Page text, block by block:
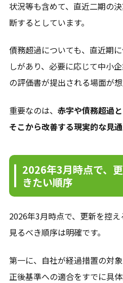
状況等も含めて、直近二期の
断するとしています。
債務超過についても、直近期
しがあり、必要に応じて中小
の評価書が提出される場面が想
重要なのは、 赤字や債務超過
そこから改善する現実的な見
2026年3月時点で、
きたい順序
2026年3月時点で、更新を控
見るべき順序は明確です。
第一に、自社が経過措置の対
正後基準への適合をすでに具